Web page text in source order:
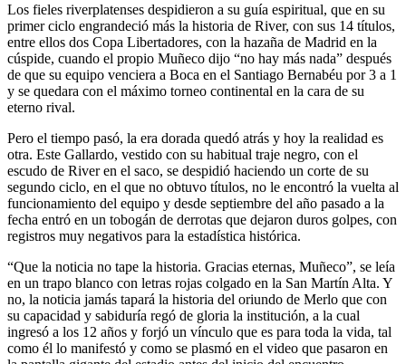
Los fieles riverplatenses despidieron a su guía espiritual, que en su
primer ciclo engrandeció más la historia de River, con sus 14 títulos,
entre ellos dos Copa Libertadores, con la hazaña de Madrid en la
cúspide, cuando el propio Muñeco dijo “no hay más nada” después
de que su equipo venciera a Boca en el Santiago Bernabéu por 3 a 1
y se quedara con el máximo torneo continental en la cara de su
eterno rival.
Pero el tiempo pasó, la era dorada quedó atrás y hoy la realidad es
otra. Este Gallardo, vestido con su habitual traje negro, con el
escudo de River en el saco, se despidió haciendo un corte de su
segundo ciclo, en el que no obtuvo títulos, no le encontró la vuelta al
funcionamiento del equipo y desde septiembre del año pasado a la
fecha entró en un tobogán de derrotas que dejaron duros golpes, con
registros muy negativos para la estadística histórica.
“Que la noticia no tape la historia. Gracias eternas, Muñeco”, se leía
en un trapo blanco con letras rojas colgado en la San Martín Alta. Y
no, la noticia jamás tapará la historia del oriundo de Merlo que con
su capacidad y sabiduría regó de gloria la institución, a la cual
ingresó a los 12 años y forjó un vínculo que es para toda la vida, tal
como él lo manifestó y como se plasmó en el video que pasaron en